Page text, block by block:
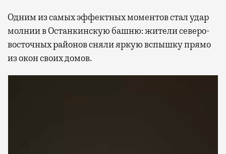
Одним из самых эффектных моментов стал удар
молнии в Останкинскую башню: жители северо-
восточных районов сняли яркую вспышку прямо
из окон своих домов.